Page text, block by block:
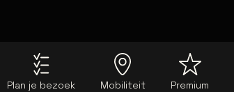
Plan je bezoek Mobiliteit Premium